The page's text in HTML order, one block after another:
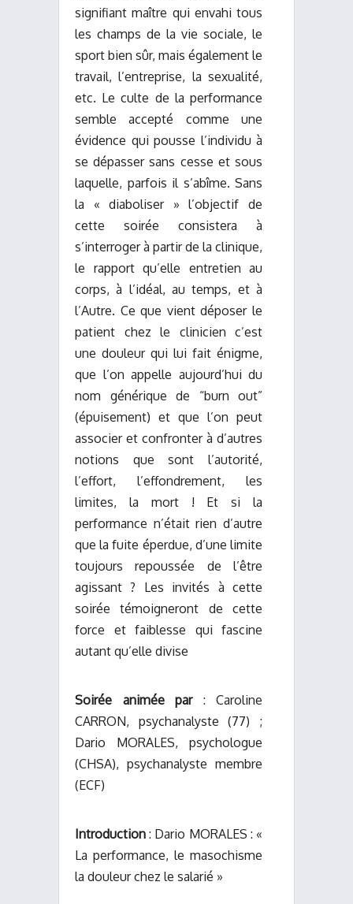
signifiant maître qui envahi tous
les champs de la vie sociale, le
sport bien sûr, mais également le
travail, l’entreprise, la sexualité,
etc. Le culte de la performance
semble accepté comme une
évidence qui pousse l’individu à
se dépasser sans cesse et sous
laquelle, parfois il s’abîme. Sans
la « diaboliser » l’objectif de
cette soirée consistera à
s’interroger à partir de la clinique,
le rapport qu’elle entretien au
corps, à l’idéal, au temps, et à
l’Autre. Ce que vient déposer le
patient chez le clinicien c’est
une douleur qui lui fait énigme,
que l’on appelle aujourd’hui du
nom générique de “burn out”
(épuisement) et que l’on peut
associer et confronter à d’autres
notions que sont l’autorité,
l’effort, l’effondrement, les
limites, la mort ! Et si la
performance n’était rien d’autre
que la fuite éperdue, d’une limite
toujours repoussée de l’être
agissant ? Les invités à cette
soirée témoigneront de cette
force et faiblesse qui fascine
autant qu’elle divise
Soirée animée par: Caroline
CARRON, psychanalyste (77) ;
Dario MORALES, psychologue
(CHSA), psychanalyste membre
(ECF)
Introduction : Dario MORALES : «
La performance, le masochisme
la douleur chez le salarié »